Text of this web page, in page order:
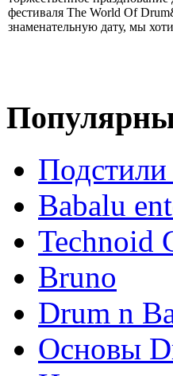
фестиваля The World Of
знаменательную дату, мы
Babalu
Technoid
Bruno
Drum n
Основы